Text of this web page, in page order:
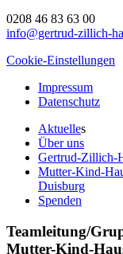
0208 46 83 63 00
info@gertrud-zillich-
Cookie-Einstellungen
Impressum
Datenschutz
Aktuelles
Über uns
Gertrud-Zillich-
Mutter-Kind-
Duisburg
Spenden
Teamleitung/
Mutter-Kind-